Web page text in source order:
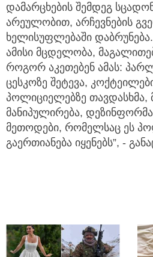
დამარცხების შემდეგ
არეულობით, არჩევნების
ხელისუფლებაში
ამისი მცდელობა,
როგორ აკეთებენ ამას:
ცესკოზე შეტევა,
პოლიციელებზე თავდასხმა,
მანიპულირება,
მეთოდები, რომელსაც ეს
გაერთიანება იყენებს”, -